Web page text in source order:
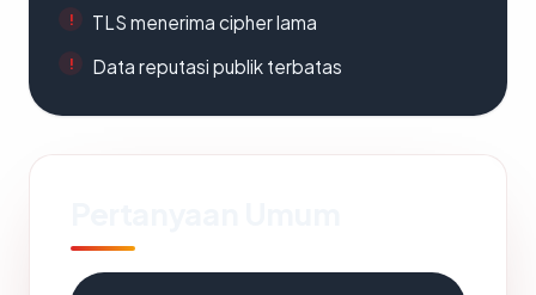
TLS menerima cipher lama
Data reputasi publik terbatas